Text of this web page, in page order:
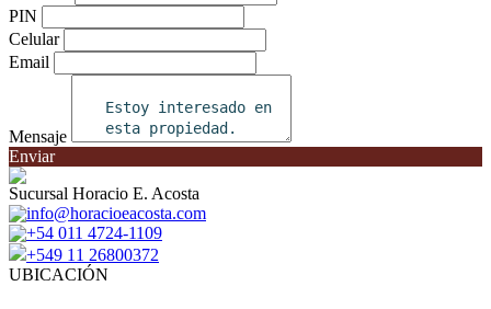
PIN
Celular
Email
Mensaje
Enviar
Sucursal Horacio E. Acosta
info@horacioeacosta.com
+54 011 4724-1109
+549 11 26800372
UBICACIÓN